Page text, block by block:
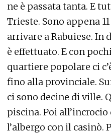
ne è passata tanta. E
Trieste. Sono appena
arrivare a Rabuiese.
è effettuato. E con
quartiere popolare ci
fino alla provinciale.
ci sono decine di ville.
piscina. Poi
l’albergo con il casinò.